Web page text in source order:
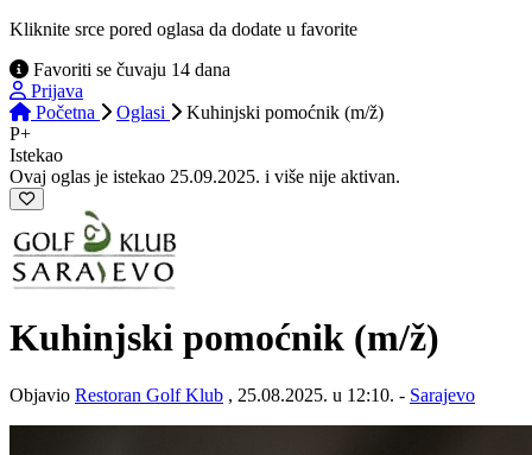
Kliknite srce pored oglasa da dodate u favorite
Favoriti se čuvaju 14 dana
Prijava
Početna
Oglasi
Kuhinjski pomoćnik (m/ž)
P+
Istekao
Ovaj oglas je istekao 25.09.2025. i više nije aktivan.
Kuhinjski pomoćnik (m/ž)
Objavio Restoran Golf Klub , 25.08.2025. u 12:10. - Sarajevo